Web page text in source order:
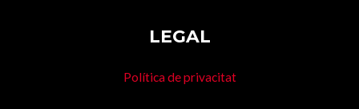
LEGAL
Política de privacitat